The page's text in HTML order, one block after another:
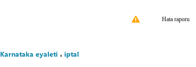
Hata raporu
Karnataka eyaleti ، iptal